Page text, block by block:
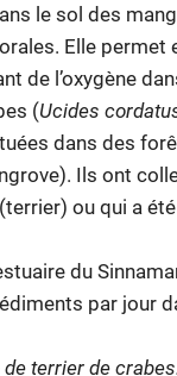
le sol des
Elle permet
de l’oxygène
(Ucides
dans des
Ils ont
ou qui a
du
par jour
de terrier de